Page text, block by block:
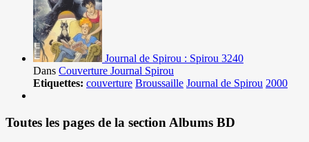
Journal de Spirou : Spirou 3240
Dans Couverture Journal Spirou
Etiquettes: couverture Broussaille Journal de Spirou 2000
Toutes les pages de la section Albums BD